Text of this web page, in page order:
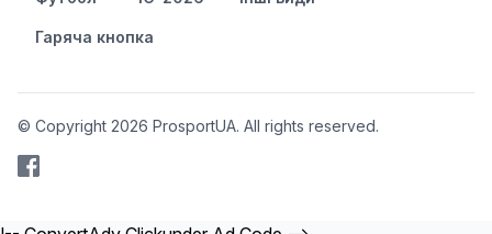
Гаряча кнопка
© Copyright 2026 ProsportUA. All rights reserved.